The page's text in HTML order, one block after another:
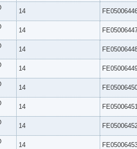
14
14
14
14
14
14
14
14